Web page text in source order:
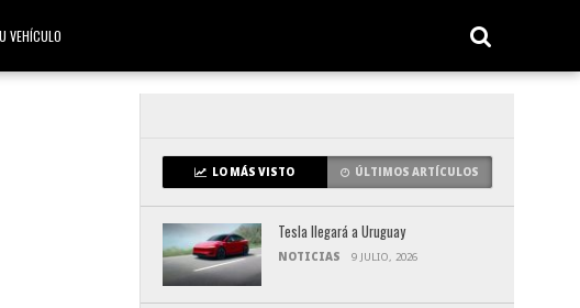
VEHÍCULO
LO MÁS VISTO ÚLTIMOS ARTÍCULOS
Tesla llegará a Uruguay
NOTICIAS 9 JULIO, 2026